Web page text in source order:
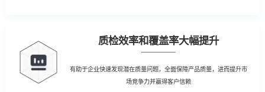
质检效率和覆盖率大幅提升
有助于企业快速发现潜在质量问题，全面保障产品质量，进而提升市
场竞争力并赢得客户信赖